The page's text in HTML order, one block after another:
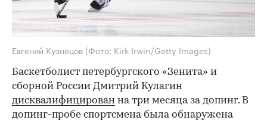
Евгений Кузнецов (Фото: Kirk Irwin/Getty Images)
Баскетболист петербургского «Зенита» и
сборной России Дмитрий Кулагин
дисквалифицирован на три месяца за допинг. В
допинг-пробе спортсмена была обнаружена